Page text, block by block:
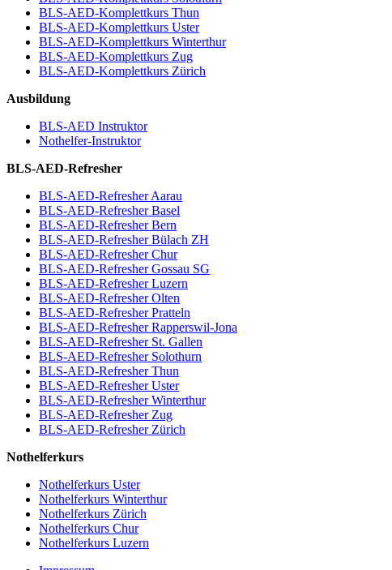
BLS-AED-Komplettkurs Thun
BLS-AED-Komplettkurs Uster
BLS-AED-Komplettkurs Winterthur
BLS-AED-Komplettkurs Zug
BLS-AED-Komplettkurs Zürich
Ausbildung
BLS-AED Instruktor
Nothelfer-Instruktor
BLS-AED-Refresher
BLS-AED-Refresher Aarau
BLS-AED-Refresher Basel
BLS-AED-Refresher Bern
BLS-AED-Refresher Bülach ZH
BLS-AED-Refresher Chur
BLS-AED-Refresher Gossau SG
BLS-AED-Refresher Luzern
BLS-AED-Refresher Olten
BLS-AED-Refresher Pratteln
BLS-AED-Refresher Rapperswil-Jona
BLS-AED-Refresher St. Gallen
BLS-AED-Refresher Solothurn
BLS-AED-Refresher Thun
BLS-AED-Refresher Uster
BLS-AED-Refresher Winterthur
BLS-AED-Refresher Zug
BLS-AED-Refresher Zürich
Nothelferkurs
Nothelferkurs Uster
Nothelferkurs Winterthur
Nothelferkurs Zürich
Nothelferkurs Chur
Nothelferkurs Luzern